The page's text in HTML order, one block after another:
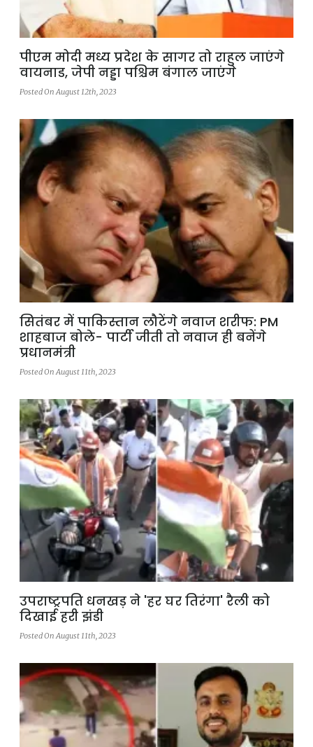
पीएम मोदी मध्य प्रदेश के सागर तो राहुल जाएंगे
वायनाड, जेपी नड्डा पश्चिम बंगाल जाएंगे
Posted On August 12th, 2023
सितंबर में पाकिस्तान लौटेंगे नवाज शरीफ: PM
शाहबाज बोले- पार्टी जीती तो नवाज ही बनेंगे
प्रधानमंत्री
Posted On August 11th, 2023
उपराष्ट्रपति धनखड़ ने 'हर घर तिरंगा' रैली को
दिखाई हरी झंडी
Posted On August 11th, 2023